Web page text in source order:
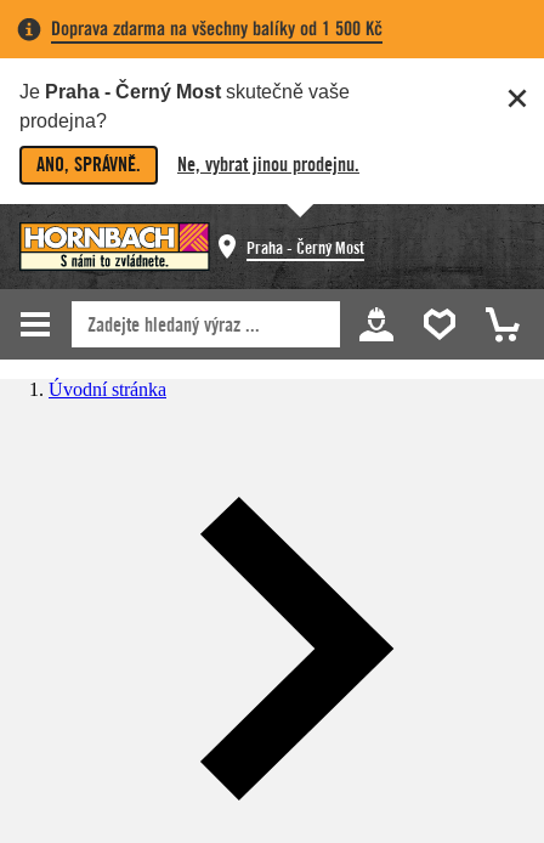
Doprava zdarma na všechny balíky od 1 500 Kč
Je Praha - Černý Most skutečně vaše
prodejna?
ANO, SPRÁVNĚ. Ne, vybrat jinou prodejnu.
Praha - Černý Most
Úvodní stránka